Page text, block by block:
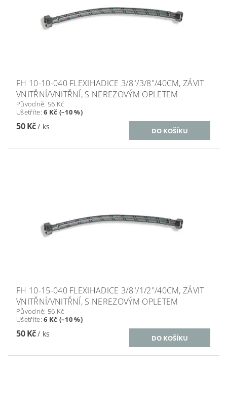
FH 10-10-040 FLEXIHADICE 3/8"/3/8"/40CM, ZÁVIT
VNITŘNÍ/VNITŘNÍ, S NEREZOVÝM OPLETEM
Původně: 56 Kč
Ušetříte:6 Kč (–10 %)
50 Kč/ ks
FH 10-15-040 FLEXIHADICE 3/8"/1/2"/40CM, ZÁVIT
VNITŘNÍ/VNITŘNÍ, S NEREZOVÝM OPLETEM
Původně: 56 Kč
Ušetříte:6 Kč (–10 %)
50 Kč/ ks